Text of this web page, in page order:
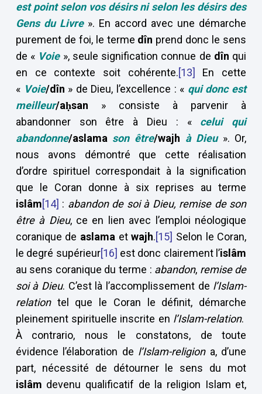
est point selon vos désirs ni selon les désirs des
Gens du Livre ». En accord avec une démarche
purement de foi, le terme dîn prend donc le sens
de « Voie », seule signification connue de dîn qui
en ce contexte soit cohérente.[13]
En cette
« Voie/dîn » de Dieu, l’excellence : « qui donc est
meilleur/aḥsan » consiste à parvenir à
abandonner son être à Dieu : « celui qui
abandonne/aslama son être/wajh à Dieu ». Or,
nous avons démontré que cette réalisation
d’ordre spirituel correspondait à la signification
que le Coran donne à six reprises au terme
islâm[14] : abandon de soi à Dieu, remise de son
être à Dieu, ce en lien avec l’emploi néologique
coranique de aslama etwajh.[15] Selon le Coran,
le degré supérieur[16] est donc clairement l’islâm
au sens coranique du terme : abandon, remise de
soi à Dieu. C’est là l’accomplissement de l’Islam-
relationtel que le Coran le définit, démarche
pleinement spirituelle inscrite en l’Islam-relation.
À contrario, nous le constatons, de toute
évidence l’élaboration de l’Islam-religiona, d’une
part, nécessité de détourner le sens du mot
islâm devenu qualificatif de la religion Islam et,